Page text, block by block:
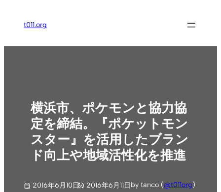
ス
t011.org
横浜市、ポケモンと協力協
定を締結。『ポケットモン
スター』を活用したブラン
ド向上や地域活性化を推進
2016年6月10日 2016年6月11日by tanco (@t011org)